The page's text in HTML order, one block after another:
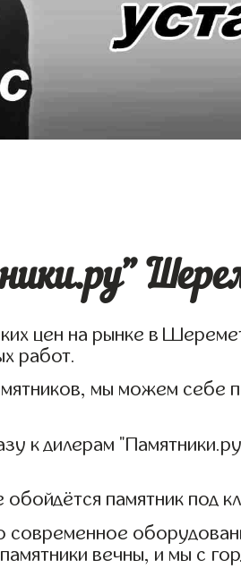
цен на рынке в
работ.
мы можем себе
к дилерам
памятник под
современное
вечны, и мы с